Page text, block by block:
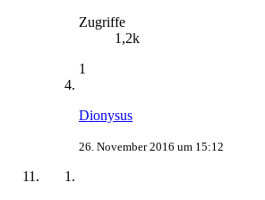
Zugriffe
1,2k
1
Dionysus
26. November 2016 um 15:12